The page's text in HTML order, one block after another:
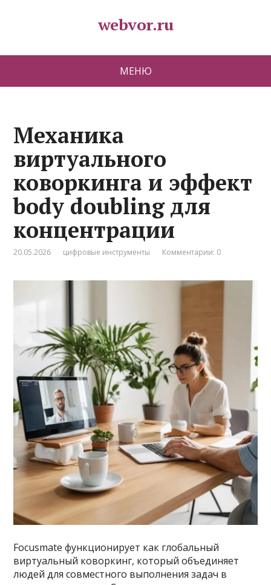
webvor.ru
МЕНЮ
Механика
виртуального
коворкинга и эффект
body doubling для
концентрации
20.05.2026 цифровые инструменты Комментарии: 0
Focusmate функционирует как глобальный
виртуальный коворкинг, который объединяет
людей для совместного выполнения задач в